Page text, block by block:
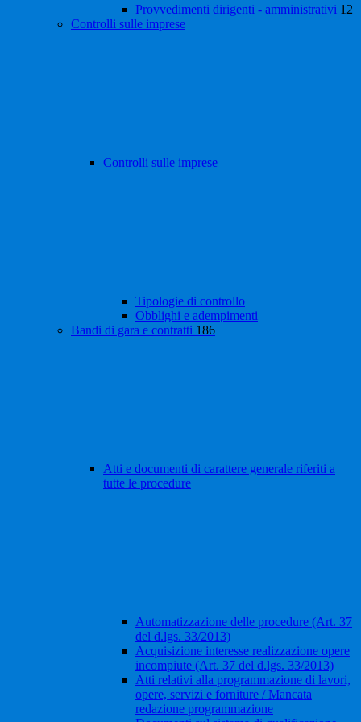
Provvedimenti dirigenti - amministrativi 12
Controlli sulle imprese
Controlli sulle imprese
Tipologie di controllo
Obblighi e adempimenti
Bandi di gara e contratti 186
Atti e documenti di carattere generale riferiti a
tutte le procedure
Automatizzazione delle procedure (Art. 37
del d.lgs. 33/2013)
Acquisizione interesse realizzazione opere
incompiute (Art. 37 del d.lgs. 33/2013)
Atti relativi alla programmazione di lavori,
opere, servizi e forniture / Mancata
redazione programmazione